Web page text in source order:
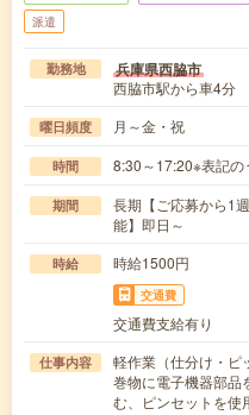
派遣
勤務地 兵庫県西脇市
西脇市駅から車4分
曜日頻度 月～金・祝
時間 8:30～17:20※表記の
期間
長期【ご応募から1
能】即日～
時給 時給1500円
交通費
交通費支給有り
仕事内容
軽作業（仕分け・ピ
巻物に電子機器部品
む、ピンセットを